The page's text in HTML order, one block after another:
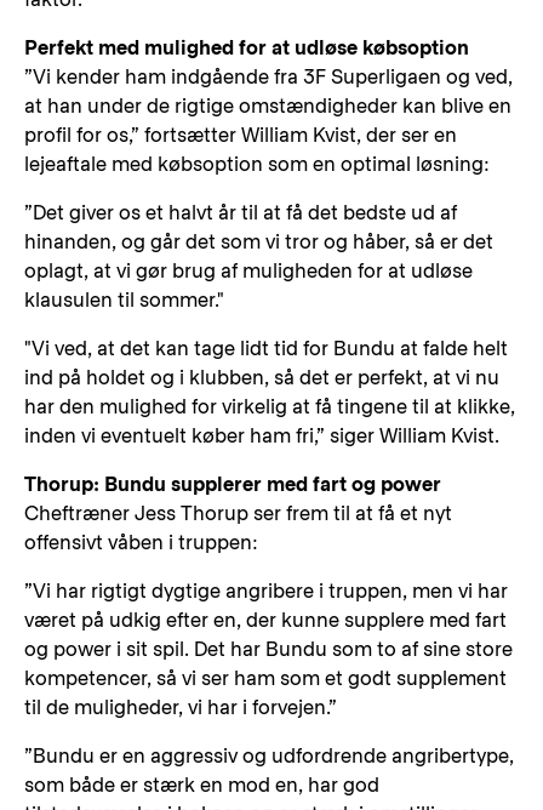
Perfekt med mulighed for at udløse købsoption
”Vi kender ham indgående fra 3F Superligaen og ved,
at han under de rigtige omstændigheder kan blive en
profil for os,” fortsætter William Kvist, der ser en
lejeaftale med købsoption som en optimal løsning:
”Det giver os et halvt år til at få det bedste ud af
hinanden, og går det som vi tror og håber, så er det
oplagt, at vi gør brug af muligheden for at udløse
klausulen til sommer."
"Vi ved, at det kan tage lidt tid for Bundu at falde helt
ind på holdet og i klubben, så det er perfekt, at vi nu
har den mulighed for virkelig at få tingene til at klikke,
inden vi eventuelt køber ham fri,” siger William Kvist.
Thorup: Bundu supplerer med fart og power
Cheftræner Jess Thorup ser frem til at få et nyt
offensivt våben i truppen:
”Vi har rigtigt dygtige angribere i truppen, men vi har
været på udkig efter en, der kunne supplere med fart
og power i sit spil. Det har Bundu som to af sine store
kompetencer, så vi ser ham som et godt supplement
til de muligheder, vi har i forvejen.”
”Bundu er en aggressiv og udfordrende angribertype,
som både er stærk en mod en, har god